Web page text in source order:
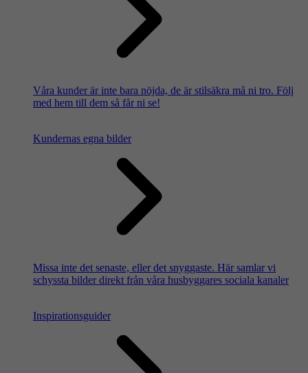
Våra kunder är inte bara nöjda, de är stilsäkra må ni tro. Följ
med hem till dem så får ni se!
Kundernas egna bilder
Missa inte det senaste, eller det snyggaste. Här samlar vi
schyssta bilder direkt från våra husbyggares sociala kanaler
Inspirationsguider